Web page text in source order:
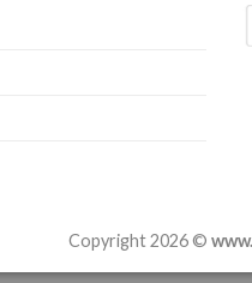
Copyright 2026 ©